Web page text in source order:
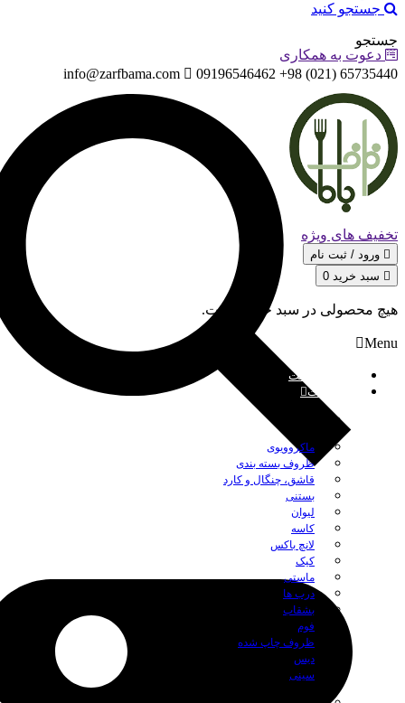
جستجو کنید
جستجو
دعوت به همکاری
65735440 (021) 98+ 09196546462
info@zarfbama.com
تخفیف های ویژه
سبد خرید 0
هیچ محصولی در سبد خرید نیست.
Menu
صفحه نخست
محصولات
ماکروویوی
ظروف بسته بندی
قاشق، چنگال و کارد
بستنی
لیوان
کاسه
لانچ باکس
کیک
ماستی
درب ها
بشقاب
فوم
ظروف چاپ شده
دیس
سینی